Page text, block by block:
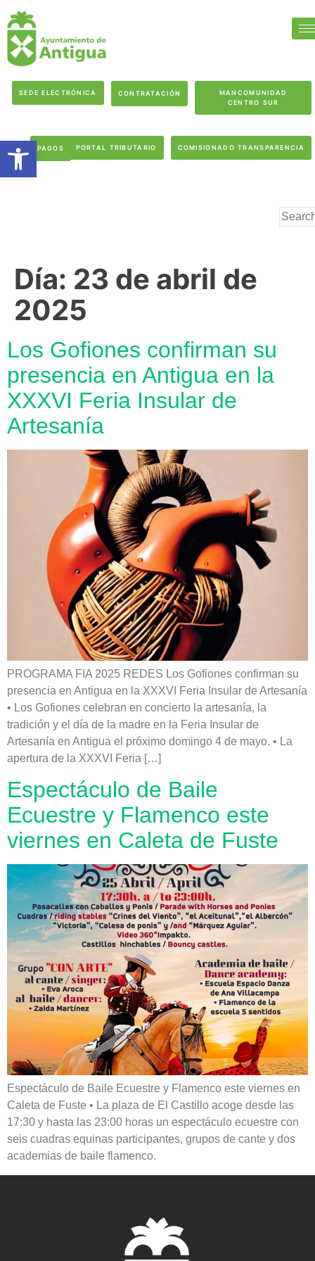
SEDE ELECTRÓNICA CONTRATACIÓN
MANCOMUNIDAD
CENTRO SUR
PAGOS PORTAL TRIBUTARIO COMISIONADO TRANSPARENCIA
Día: 23 de abril de
2025
Los Gofiones confirman su
presencia en Antigua en la
XXXVI Feria Insular de
Artesanía
PROGRAMA FIA 2025 REDES Los Gofiones confirman su
presencia en Antigua en la XXXVI Feria Insular de Artesanía
• Los Gofiones celebran en concierto la artesanía, la
tradición y el día de la madre en la Feria Insular de
Artesanía en Antigua el próximo domingo 4 de mayo. • La
apertura de la XXXVI Feria […]
Espectáculo de Baile
Ecuestre y Flamenco este
viernes en Caleta de Fuste
Espectáculo de Baile Ecuestre y Flamenco este viernes en
Caleta de Fuste • La plaza de El Castillo acoge desde las
17:30 y hasta las 23:00 horas un espectáculo ecuestre con
seis cuadras equinas participantes, grupos de cante y dos
academias de baile flamenco.
Abrir barra de herramientas